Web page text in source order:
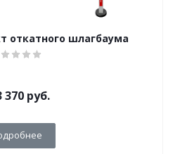
откатного шлагбаума
370руб.